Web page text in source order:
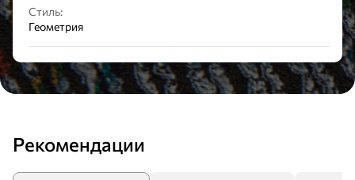
Стиль:
Геометрия
Рекомендации